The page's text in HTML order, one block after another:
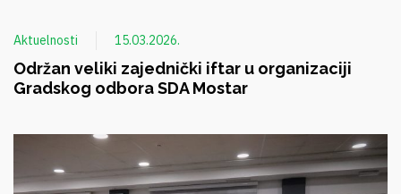
Aktuelnosti 15.03.2026.
Održan veliki zajednički iftar u organizaciji
Gradskog odbora SDA Mostar